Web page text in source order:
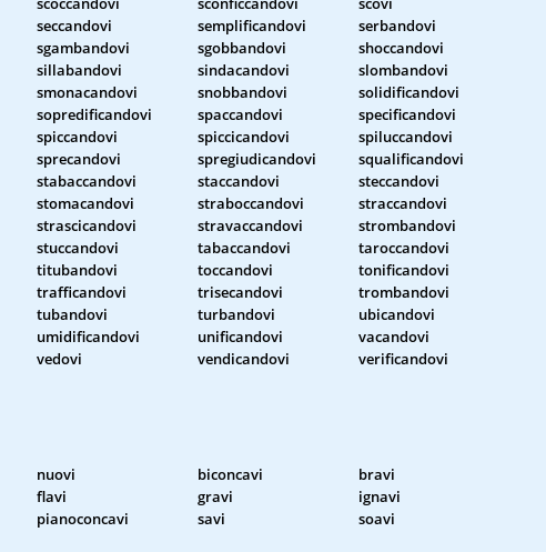
seccandovi semplificandovi
serbandovi
sgambandovi sgobbandovi
shoccandovi
sillabandovi sindacandovi
slombandovi
smonacandovi snobbandovi
solidificandovi
sopredificandovi spaccandovi
specificandovi
spiccandovi spiccicandovi
spiluccandovi
sprecandovi spregiudicandovi
squalificandovi
stabaccandovi staccandovi
steccandovi
stomacandovi straboccandovi
straccandovi
strascicandovi stravaccandovi
strombandovi
stuccandovi tabaccandovi
taroccandovi
titubandovi toccandovi
tonificandovi
trafficandovi trisecandovi
trombandovi
tubandovi turbandovi
ubicandovi
umidificandovi unificandovi
vacandovi
vedovi vendicandovi
verificandovi
nuovi biconcavi
bravi
flavi gravi
ignavi
pianoconcavi savi
soavi